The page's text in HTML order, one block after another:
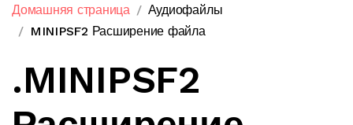
Домашняя страница
Аудиофайлы
MINIPSF2 Расширение файла
.MINIPSF2